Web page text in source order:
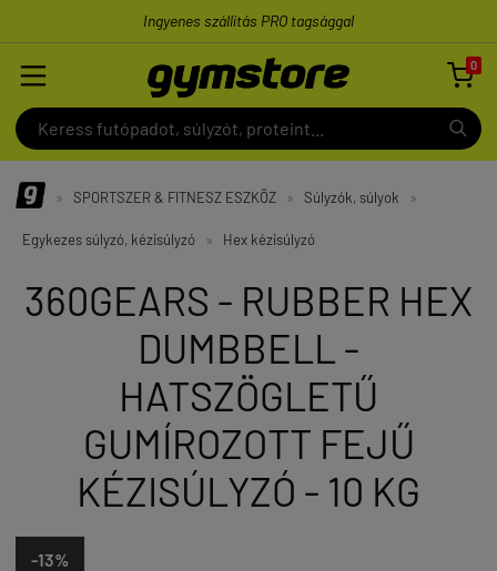
Ingyenes szállítás PRO tagsággal
0

» SPORTSZER & FITNESZ ESZKÖZ » Súlyzók, súlyok »
Egykezes súlyzó, kézisúlyzó » Hex kézisúlyzó
360GEARS - RUBBER HEX
DUMBBELL -
HATSZÖGLETŰ
GUMÍROZOTT FEJŰ
KÉZISÚLYZÓ - 10 KG
-13%